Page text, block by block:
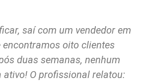
saí com um vendedor em
encontramos oito clientes
duas semanas, nenhum
ativo! O profissional relatou: